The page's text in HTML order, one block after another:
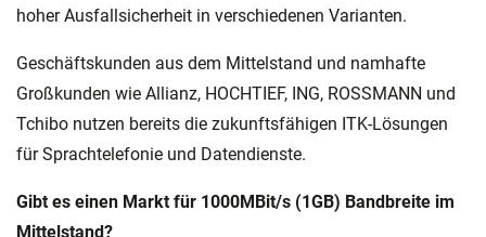
hoher Ausfallsicherheit in verschiedenen Varianten.
Geschäftskunden aus dem Mittelstand und namhafte
Großkunden wie Allianz, HOCHTIEF, ING, ROSSMANN und
Tchibo nutzen bereits die zukunftsfähigen ITK-Lösungen
für Sprachtelefonie und Datendienste.
Gibt es einen Markt für 1000MBit/s (1GB) Bandbreite im
Mittelstand?